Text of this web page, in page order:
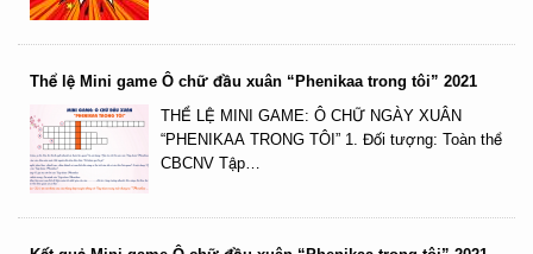
Thể lệ Mini game Ô chữ đầu xuân “Phenikaa trong tôi” 2021
THỂ LỆ MINI GAME: Ô CHỮ NGÀY XUÂN
“PHENIKAA TRONG TÔI” 1. Đối tượng: Toàn thể
CBCNV Tập…